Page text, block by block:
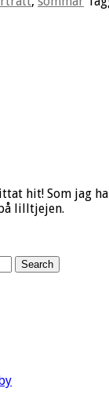
hit! Som jag
lilltjejen.